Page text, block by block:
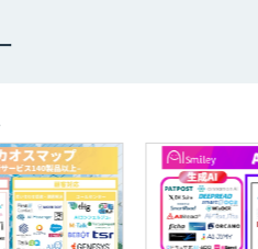
エンジニアでオンプレミ
支援サービス